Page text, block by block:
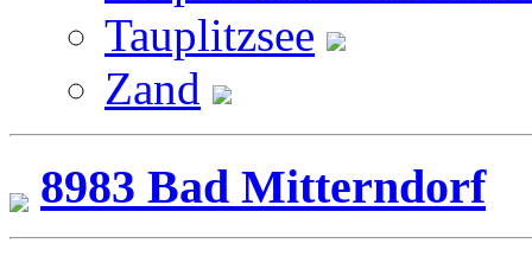
Tauplitzsee
Zand
8983 Bad Mitterndorf